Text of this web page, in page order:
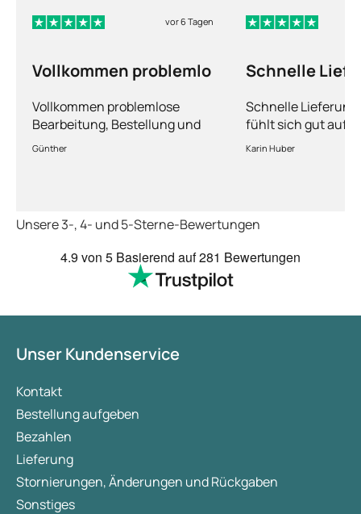
vor 6 Tagen
Vollkommen problemlo
Vollkommen problemlose
Bearbeitung, Bestellung und
Lieferung
Günther
Schnelle
Schnelle Lieferung
fühlt sich gut
Fragen kann man
Karin Huber
Unsere 3-, 4- und 5-Sterne-Bewertungen
4.9 von 5 Basierend auf281 Bewertungen
Unser Kundenservice
Kontakt
Bestellung aufgeben
Bezahlen
Lieferung
Stornierungen, Änderungen und Rückgaben
Sonstiges